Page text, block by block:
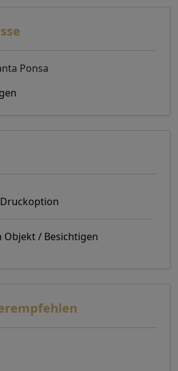
Ponsa
Objekt / Besichtigen